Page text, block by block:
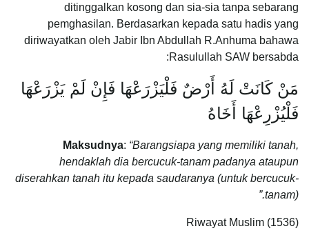
ditinggalkan kosong dan sia-sia tanpa sebarang
pemghasilan. Berdasarkan kepada satu hadis yang
diriwayatkan oleh Jabir Ibn Abdullah R.Anhuma bahawa
Rasulullah SAW bersabda:
مَنْ كَانَتْ لَهُ أَرْضٌ فَلْيَزْرَعْهَا فَإِنْ لَمْ يَزْرَعْهَا
فَلْيُزْرِعْهَا أَخَاهُ
Maksudnya: “Barangsiapa yang memiliki tanah,
hendaklah dia bercucuk-tanam padanya ataupun
diserahkan tanah itu kepada saudaranya (untuk bercucuk-
tanam).”
Riwayat Muslim (1536)